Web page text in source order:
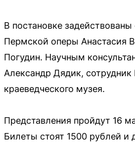
В постановке
Пермской оперы Анастасия
Погудин. Научным
Александр Дядик, сотрудник
краеведческого музея.
Представления пройдут 16
Билеты стоят 1500 рублей и